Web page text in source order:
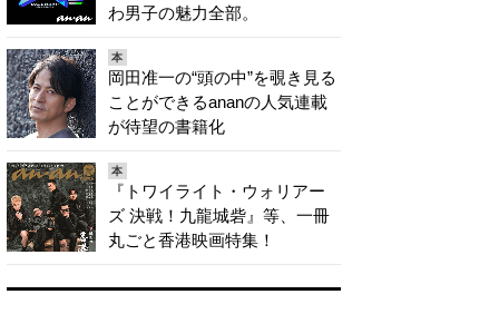
わ男子の魅力全部。
本
岡田准一の“頭の中”を覗き見る
ことができるananの人気連載
が待望の書籍化
本
『トワイライト・ウォリアー
ズ 決戦！九龍城砦』等、一冊
丸ごと香港映画特集！